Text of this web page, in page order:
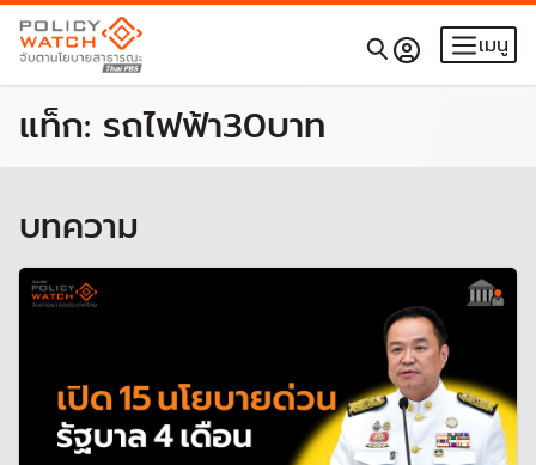
เมนู
แท็ก: รถไฟฟ้า30บาท
บทความ